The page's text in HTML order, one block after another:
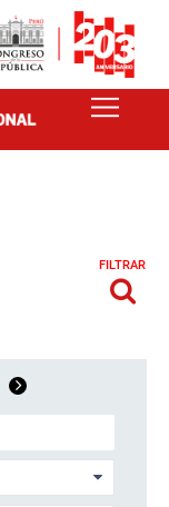
FILTRAR